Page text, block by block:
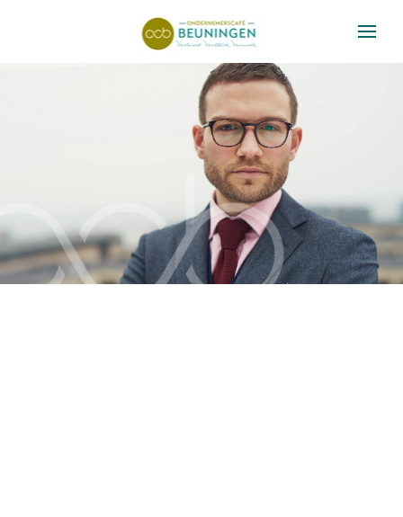
Skip to main content